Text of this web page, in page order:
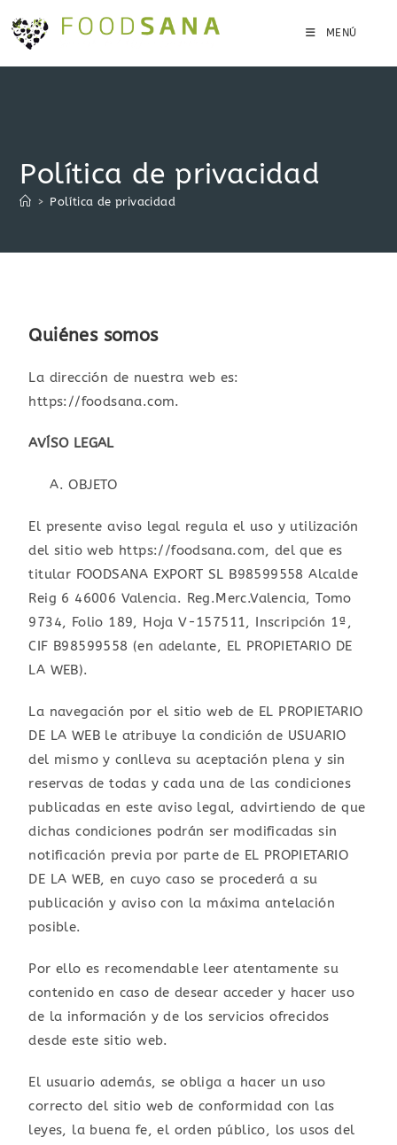
MENÚ
Política de privacidad
> Política de privacidad
Quiénes somos
La dirección de nuestra web es:
https://foodsana.com.
AVÍSO LEGAL
OBJETO
El presente aviso legal regula el uso y utilización
del sitio web https://foodsana.com, del que es
titular FOODSANA EXPORT SL B98599558 Alcalde
Reig 6 46006 Valencia. Reg.Merc.Valencia, Tomo
9734, Folio 189, Hoja V-157511, Inscripción 1ª,
CIF B98599558 (en adelante, EL PROPIETARIO DE
LA WEB).
La navegación por el sitio web de EL PROPIETARIO
DE LA WEB le atribuye la condición de USUARIO
del mismo y conlleva su aceptación plena y sin
reservas de todas y cada una de las condiciones
publicadas en este aviso legal, advirtiendo de que
dichas condiciones podrán ser modificadas sin
notificación previa por parte de EL PROPIETARIO
DE LA WEB, en cuyo caso se procederá a su
publicación y aviso con la máxima antelación
posible.
Por ello es recomendable leer atentamente su
contenido en caso de desear acceder y hacer uso
de la información y de los servicios ofrecidos
desde este sitio web.
El usuario además, se obliga a hacer un uso
correcto del sitio web de conformidad con las
leyes, la buena fe, el orden público, los usos del